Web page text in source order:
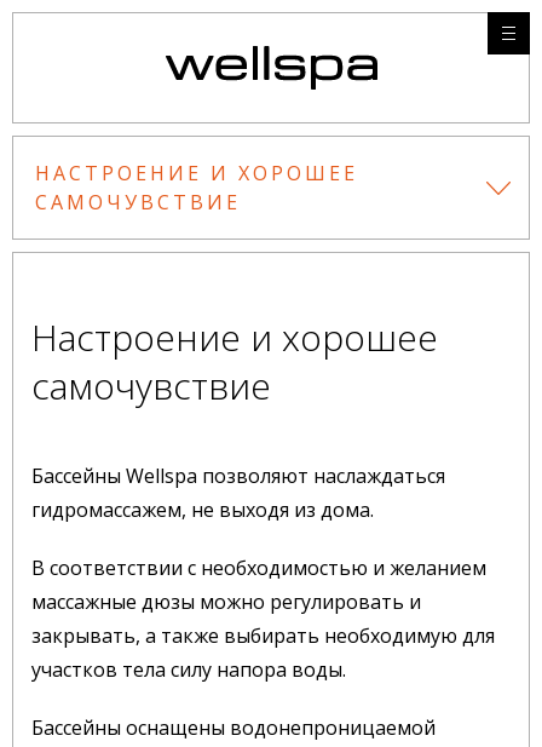
НАСТРОЕНИЕ И ХОРОШЕЕ
САМОЧУВСТВИЕ
Настроение и хорошее
самочувствие
Бассейны Wellspa позволяют наслаждаться
гидромассажем, не выходя из дома.
В соответствии с необходимостью и желанием
массажные дюзы можно регулировать и
закрывать, а также выбирать необходимую для
участков тела силу напора воды.
Бассейны оснащены водонепроницаемой